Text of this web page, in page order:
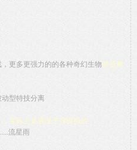
更多更强力的的各种奇幻生物都是禽
型特技分离
，实际上是通过子弹模拟的
流星雨